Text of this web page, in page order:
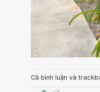
Cả bình luận và